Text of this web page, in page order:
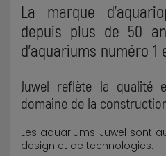
La marque
depuis plus de 50
d'aquariums numéro 1
Juwel reflète la qualité
domaine de la
Les aquariums Juwel sont
design et de technologies.